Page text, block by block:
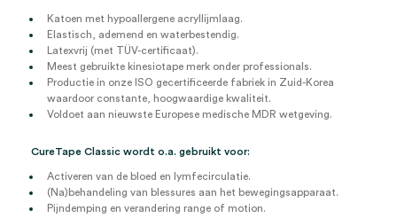
Katoen met hypoallergene acryllijmlaag.
Elastisch, ademend en waterbestendig.
Latexvrij (met TÜV-certificaat).
Meest gebruikte kinesiotape merk onder professionals.
Productie in onze ISO gecertificeerde fabriek in Zuid-Korea
waardoor constante, hoogwaardige kwaliteit.
Voldoet aan nieuwste Europese medische MDR wetgeving.
CureTape Classic wordt o.a. gebruikt voor:
Activeren van de bloed en lymfecirculatie.
(Na)behandeling van blessures aan het bewegingsapparaat.
Pijndemping en verandering range of motion.